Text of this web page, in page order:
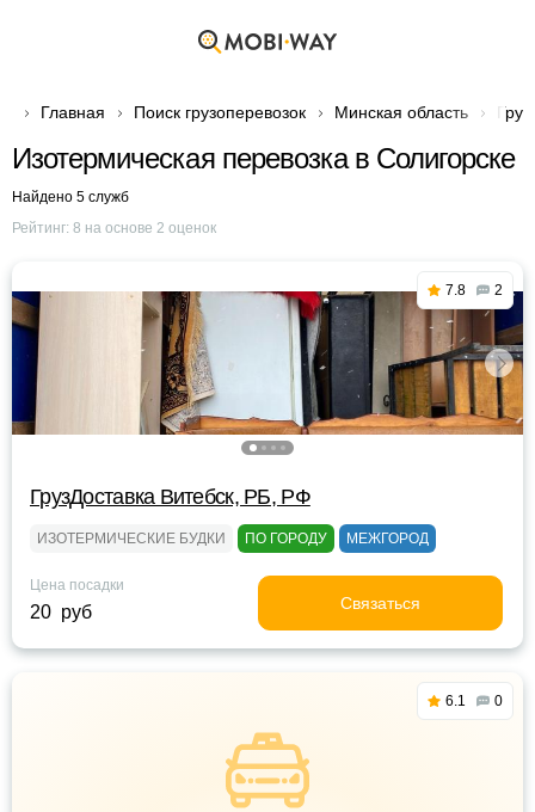
Главная Поиск грузоперевозок Минская область
Изотермическая перевозка в Солигорске
Найдено 5 служб
Рейтинг: 8 на основе 2 оценок
7.8 2
ГрузДоставка Витебск, РБ, РФ
ИЗОТЕРМИЧЕСКИЕ БУДКИ ПО ГОРОДУ МЕЖГОРОД
Цена посадки
20 руб Связаться
6.1 0